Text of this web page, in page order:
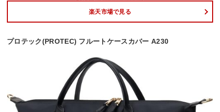
楽天市場で見る
プロテック(PROTEC) フルートケースカバー A230